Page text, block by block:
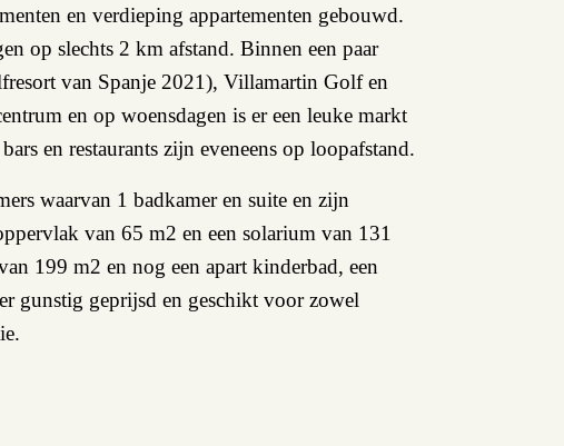
en verdieping appartementen gebouwd.
op slechts 2 km afstand. Binnen een paar
van Spanje 2021), Villamartin Golf en
en op woensdagen is er een leuke markt
en restaurants zijn eveneens op loopafstand.
waarvan 1 badkamer en suite en zijn
van 65 m2 en een solarium van 131
199 m2 en nog een apart kinderbad, een
gunstig geprijsd en geschikt voor zowel